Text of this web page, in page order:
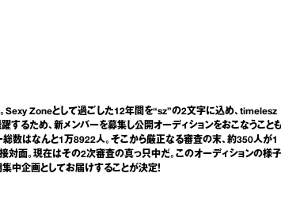
Sexy Zoneとして過ごした12年間を“sz”の2文字に込め、timelesz
するため、新メンバーを募集し公開オーディションをおこなうこと
数はなんと1万8922人。そこから厳正なる審査の末、約350人が1
面。現在はその2次審査の真っ只中だ。このオーディションの様子
中企画としてお届けすることが決定！